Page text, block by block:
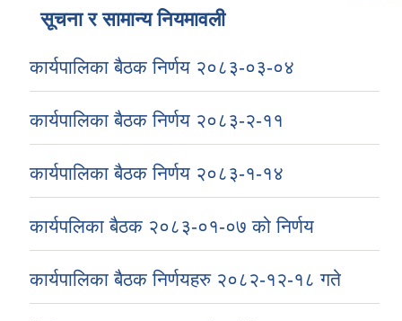
सूचना र सामान्य नियमावली
कार्यपालिका बैठक निर्णय २०८३-०३-०४
कार्यपालिका बैठक निर्णय २०८३-२-११
कार्यपालिका बैठक निर्णय २०८३-१-१४
कार्यपलिका बैठक २०८३-०१-०७ को निर्णय
कार्यपालिका बैठक निर्णयहरु २०८२-१२-१८ गते